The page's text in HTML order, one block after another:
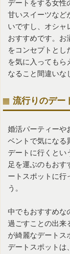
デートをする女性
甘いスイーツなど
いですし、オシャ
おすすめです。お
をコンセプトとし
を気に入ってもら
なること間違いな
流行りのデー
婚活パーティーや
ベントで気になる
デートに行くとい
足を運ぶのもおす
ートスポットに行
う。
中でもおすすめな
過ごすことの出来
が綺麗なデートス
デートスポットは